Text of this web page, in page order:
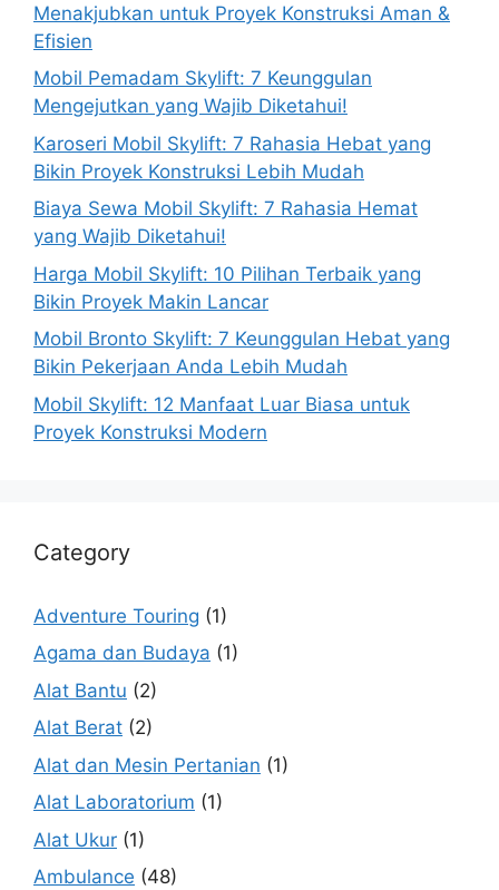
Menakjubkan untuk Proyek Konstruksi Aman &
Efisien
Mobil Pemadam Skylift: 7 Keunggulan
Mengejutkan yang Wajib Diketahui!
Karoseri Mobil Skylift: 7 Rahasia Hebat yang
Bikin Proyek Konstruksi Lebih Mudah
Biaya Sewa Mobil Skylift: 7 Rahasia Hemat
yang Wajib Diketahui!
Harga Mobil Skylift: 10 Pilihan Terbaik yang
Bikin Proyek Makin Lancar
Mobil Bronto Skylift: 7 Keunggulan Hebat yang
Bikin Pekerjaan Anda Lebih Mudah
Mobil Skylift: 12 Manfaat Luar Biasa untuk
Proyek Konstruksi Modern
Category
Adventure Touring (1)
Agama dan Budaya (1)
Alat Bantu (2)
Alat Berat (2)
Alat dan Mesin Pertanian (1)
Alat Laboratorium (1)
Alat Ukur (1)
Ambulance (48)